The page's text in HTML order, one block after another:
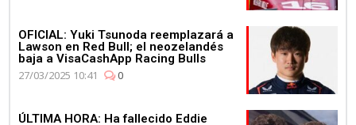
OFICIAL: Yuki Tsunoda reemplazará a
Lawson en Red Bull; el neozelandés
baja a VisaCashApp Racing Bulls
27/03/2025 10:41
0
ÚLTIMA HORA: Ha fallecido Eddie